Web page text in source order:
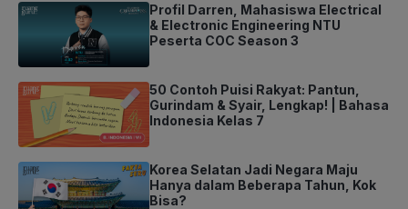
Profil Darren, Mahasiswa Electrical
& Electronic Engineering NTU
Peserta COC Season 3
50 Contoh Puisi Rakyat: Pantun,
Gurindam & Syair, Lengkap! | Bahasa
Indonesia Kelas 7
Korea Selatan Jadi Negara Maju
Hanya dalam Beberapa Tahun, Kok
Bisa?